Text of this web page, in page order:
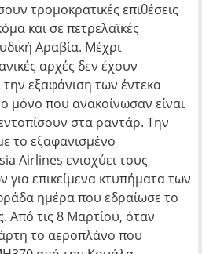
τρομοκρατικές επιθέσεις
και σε πετρελαϊκές
Αραβία. Μέχρι
αρχές δεν έχουν
εξαφάνιση των έντεκα
μόνο που ανακοίνωσαν είναι
στα ραντάρ. Την
το εξαφανισμένο
Airlines ενισχύει τους
επικείμενα κτυπήματα των
ημέρα που εδραίωσε το
Από τις 8 Μαρτίου, όταν
το αεροπλάνο που